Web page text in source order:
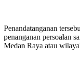
Penandatanganan
penanganan persoalan
Medan Raya atau